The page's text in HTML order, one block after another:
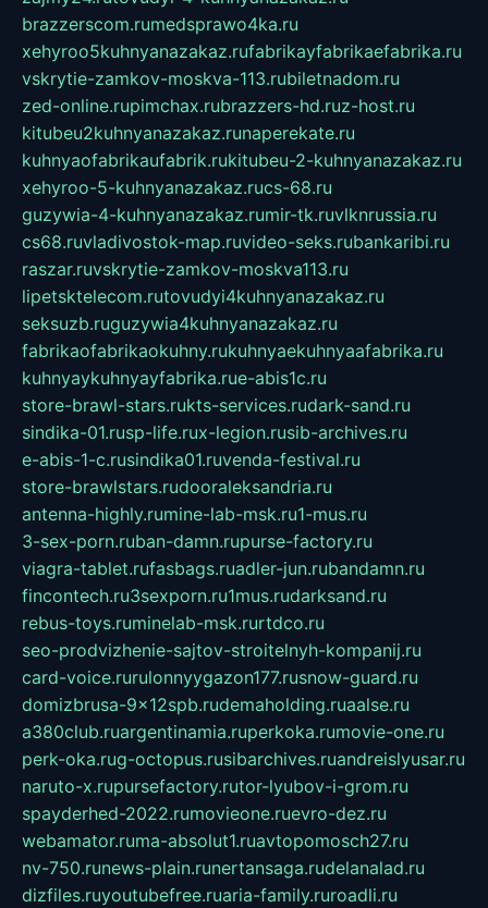
brazzerscom.rumedsprawo4ka.ru
xehyroo5kuhnyanazakaz.rufabrikayfabrikaefabrika.ru
vskrytie-zamkov-moskva-113.rubiletnadom.ru
zed-online.rupimchax.rubrazzers-hd.ruz-host.ru
kitubeu2kuhnyanazakaz.runaperekate.ru
kuhnyaofabrikaufabrik.rukitubeu-2-kuhnyanazakaz.ru
xehyroo-5-kuhnyanazakaz.rucs-68.ru
guzywia-4-kuhnyanazakaz.rumir-tk.ruvlknrussia.ru
cs68.ruvladivostok-map.ruvideo-seks.rubankaribi.ru
raszar.ruvskrytie-zamkov-moskva113.ru
lipetsktelecom.rutovudyi4kuhnyanazakaz.ru
seksuzb.ruguzywia4kuhnyanazakaz.ru
fabrikaofabrikaokuhny.rukuhnyaekuhnyaafabrika.ru
kuhnyaykuhnyayfabrika.rue-abis1c.ru
store-brawl-stars.rukts-services.rudark-sand.ru
sindika-01.rusp-life.rux-legion.rusib-archives.ru
e-abis-1-c.rusindika01.ruvenda-festival.ru
store-brawlstars.rudooraleksandria.ru
antenna-highly.rumine-lab-msk.ru1-mus.ru
3-sex-porn.ruban-damn.rupurse-factory.ru
viagra-tablet.rufasbags.ruadler-jun.rubandamn.ru
fincontech.ru3sexporn.ru1mus.rudarksand.ru
rebus-toys.ruminelab-msk.rurtdco.ru
seo-prodvizhenie-sajtov-stroitelnyh-kompanij.ru
card-voice.rurulonnyygazon177.rusnow-guard.ru
domizbrusa-9x12spb.rudemaholding.ruaalse.ru
a380club.ruargentinamia.ruperkoka.rumovie-one.ru
perk-oka.rug-octopus.rusibarchives.ruandreislyusar.ru
naruto-x.rupursefactory.rutor-lyubov-i-grom.ru
spayderhed-2022.rumovieone.ruevro-dez.ru
webamator.ruma-absolut1.ruavtopomosch27.ru
nv-750.runews-plain.runertansaga.rudelanalad.ru
dizfiles.ruyoutubefree.ruaria-family.ruroadli.ru